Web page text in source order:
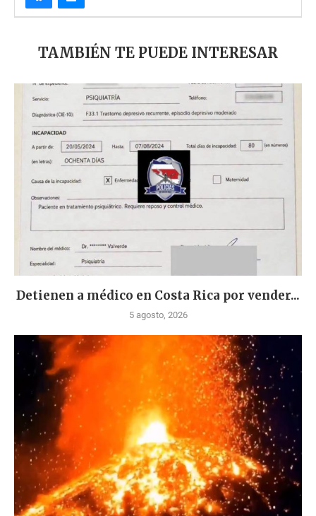
TAMBIÉN TE PUEDE INTERESAR
Detienen a médico en Costa Rica por vender...
5 agosto, 2026